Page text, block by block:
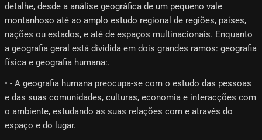
detalhe, desde a análise geográfica de um pequeno vale
montanhoso até ao amplo estudo regional de regiões, países,
nações ou estados, e até de espaços multinacionais. Enquanto
a geografia geral está dividida em dois grandes ramos: geografia
física e geografia humana:.
• - A geografia humana preocupa-se com o estudo das pessoas
e das suas comunidades, culturas, economia e interacções com
o ambiente, estudando as suas relações com e através do
espaço e do lugar.